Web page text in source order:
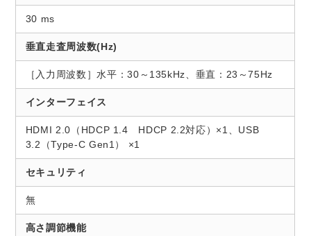
30 ms
垂直走査周波数(Hz)
［入力周波数］水平：30～135kHz、垂直：23～75Hz
インターフェイス
HDMI 2.0（HDCP 1.4 HDCP 2.2対応）×1、USB
3.2（Type-C Gen1） ×1
セキュリティ
無
高さ調節機能